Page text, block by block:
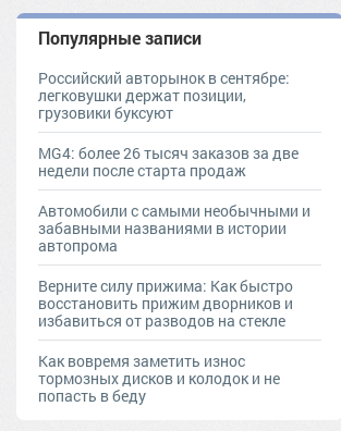
Популярные записи
Российский авторынок в сентябре:
легковушки держат позиции,
грузовики буксуют
MG4: более 26 тысяч заказов за две
недели после старта продаж
Автомобили с самыми необычными и
забавными названиями в истории
автопрома
Верните силу прижима: Как быстро
восстановить прижим дворников и
избавиться от разводов на стекле
Как вовремя заметить износ
тормозных дисков и колодок и не
попасть в беду